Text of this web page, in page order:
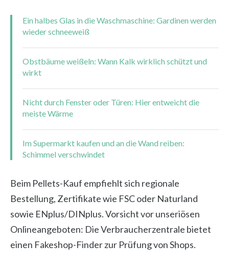
Ein halbes Glas in die Waschmaschine: Gardinen werden
wieder schneeweiß
Obstbäume weißeln: Wann Kalk wirklich schützt und
wirkt
Nicht durch Fenster oder Türen: Hier entweicht die
meiste Wärme
Im Supermarkt kaufen und an die Wand reiben:
Schimmel verschwindet
Beim Pellets-Kauf empfiehlt sich regionale
Bestellung, Zertifikate wie FSC oder Naturland
sowie ENplus/DINplus. Vorsicht vor unseriösen
Onlineangeboten: Die Verbraucherzentrale bietet
einen Fakeshop-Finder zur Prüfung von Shops.